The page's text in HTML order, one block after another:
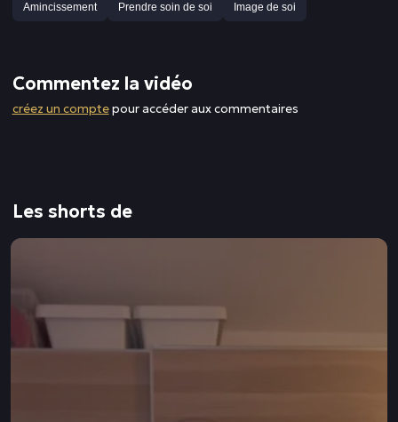
Amincissement Prendre soin de soi Image de soi
Commentez la vidéo
créez un comptepour accéder aux commentaires
Les shorts de